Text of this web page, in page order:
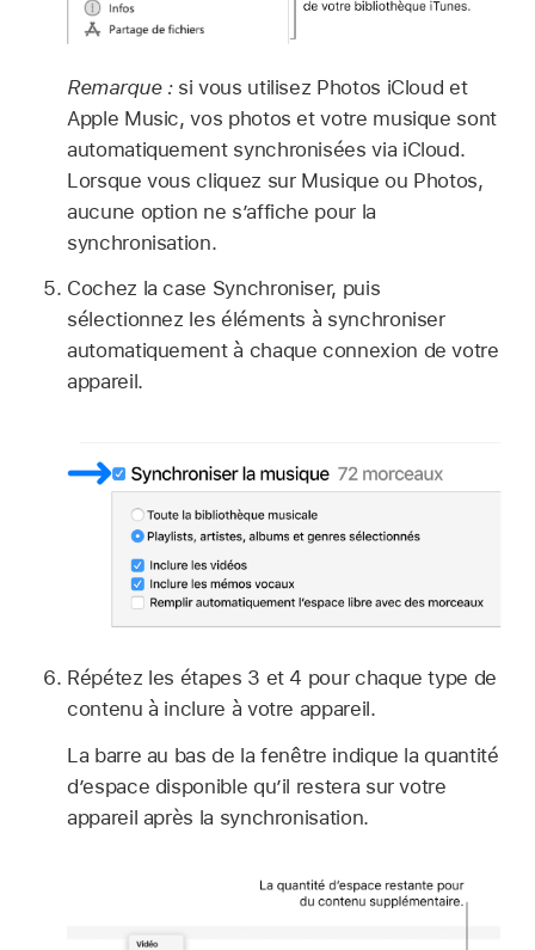
Remarque : si vous utilisez Photos iCloud et
Apple Music, vos photos et votre musique sont
automatiquement synchronisées via iCloud.
Lorsque vous cliquez sur Musique ou Photos,
aucune option ne s’affiche pour la
synchronisation.
Cochez la case Synchroniser, puis
sélectionnez les éléments à synchroniser
automatiquement à chaque connexion de votre
appareil.
Répétez les étapes 3 et 4 pour chaque type de
contenu à inclure à votre appareil.
La barre au bas de la fenêtre indique la quantité
d’espace disponible qu’il restera sur votre
appareil après la synchronisation.